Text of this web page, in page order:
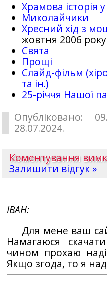
Храмова історія
Миколайчики
Хресний хід з
жовтня 2006 року
Свята
Прощі
Слайд-фільм
та ін.)
25-рiччя Нашої
Опубліковано:
28.07.2024.
Коментування
Залишити відгук »
ІВАН
Для мене ваш
Намагаюся
чином прохаю
Якщо згода, то я